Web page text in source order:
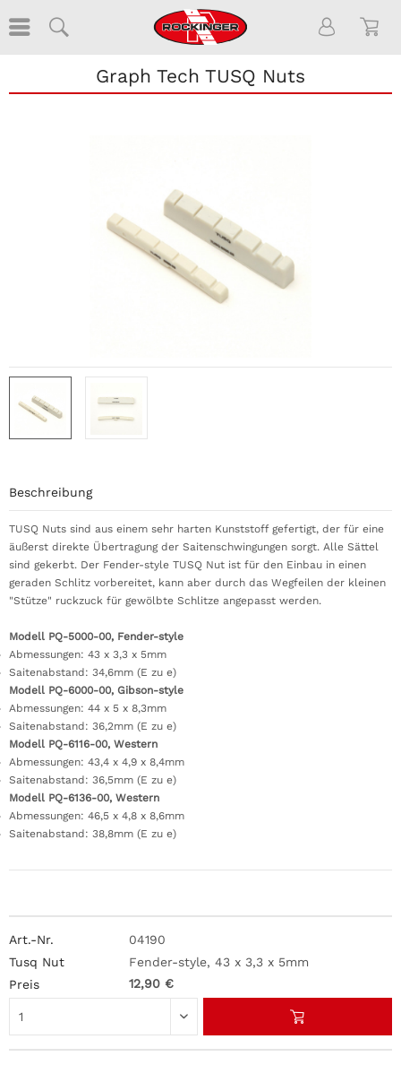
Graph Tech TUSQ Nuts
04190
Fender-style, 43 x 3,3 x 5mm
12,90 €
Beschreibung
TUSQ Nuts sind aus einem sehr harten Kunststoff gefertigt, der für eine
äußerst direkte Übertragung der Saitenschwingungen sorgt. Alle Sättel
sind gekerbt. Der Fender-style TUSQ Nut ist für den Einbau in einen
geraden Schlitz vorbereitet, kann aber durch das Wegfeilen der kleinen
"Stütze" ruckzuck für gewölbte Schlitze angepasst werden.
Modell PQ-5000-00, Fender-style
Abmessungen: 43 x 3,3 x 5mm
Saitenabstand: 34,6mm (E zu e)
Modell PQ-6000-00, Gibson-style
Abmessungen: 44 x 5 x 8,3mm
Saitenabstand: 36,2mm (E zu e)
Modell PQ-6116-00, Western
Abmessungen: 43,4 x 4,9 x 8,4mm
Saitenabstand: 36,5mm (E zu e)
Modell PQ-6136-00, Western
Abmessungen: 46,5 x 4,8 x 8,6mm
Saitenabstand: 38,8mm (E zu e)